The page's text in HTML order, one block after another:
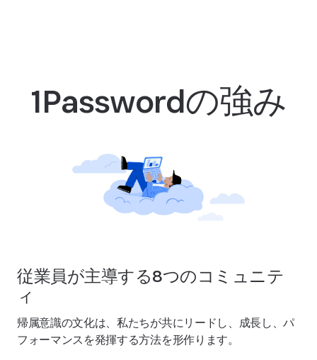
1Passwordの強み
従業員が主導する8つのコミュニテ
ィ
帰属意識の文化は、私たちが共にリードし、成長し、パ
フォーマンスを発揮する方法を形作ります。